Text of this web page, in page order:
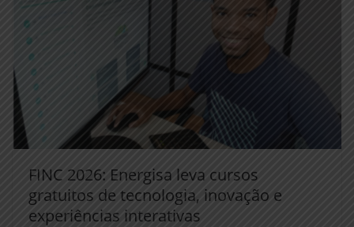
FINC 2026: Energisa leva cursos
gratuitos de tecnologia, inovação e
experiências interativas